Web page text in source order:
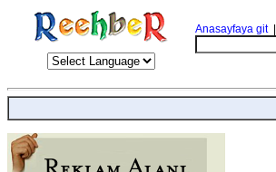
Anasayfaya git|